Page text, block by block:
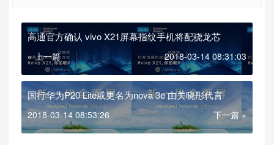
高通官方确认 vivo X21屏幕指纹手机将配骁龙芯
« 上一篇 2018-03-14 08:31:03
国行华为P20 Lite或更名为nova 3e 由关晓彤代言
2018-03-14 08:53:26 下一篇 »